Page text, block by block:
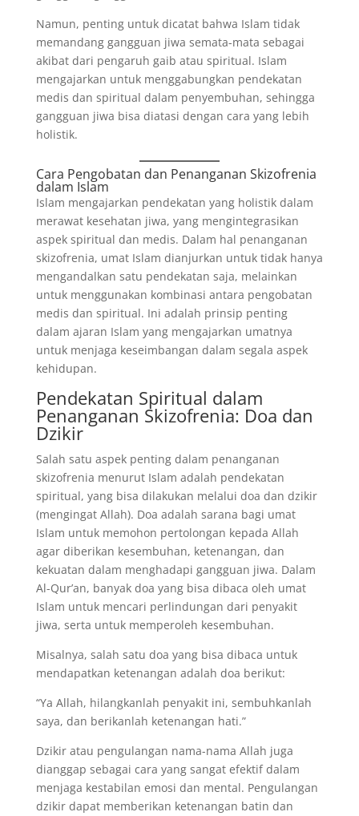
Namun, penting untuk dicatat bahwa Islam tidak
memandang gangguan jiwa semata-mata sebagai
akibat dari pengaruh gaib atau spiritual. Islam
mengajarkan untuk menggabungkan pendekatan
medis dan spiritual dalam penyembuhan, sehingga
gangguan jiwa bisa diatasi dengan cara yang lebih
holistik.
Cara Pengobatan dan Penanganan Skizofrenia
dalam Islam
Islam mengajarkan pendekatan yang holistik dalam
merawat kesehatan jiwa, yang mengintegrasikan
aspek spiritual dan medis. Dalam hal penanganan
skizofrenia, umat Islam dianjurkan untuk tidak hanya
mengandalkan satu pendekatan saja, melainkan
untuk menggunakan kombinasi antara pengobatan
medis dan spiritual. Ini adalah prinsip penting
dalam ajaran Islam yang mengajarkan umatnya
untuk menjaga keseimbangan dalam segala aspek
kehidupan.
Pendekatan Spiritual dalam
Penanganan Skizofrenia: Doa dan
Dzikir
Salah satu aspek penting dalam penanganan
skizofrenia menurut Islam adalah pendekatan
spiritual, yang bisa dilakukan melalui doa dan dzikir
(mengingat Allah). Doa adalah sarana bagi umat
Islam untuk memohon pertolongan kepada Allah
agar diberikan kesembuhan, ketenangan, dan
kekuatan dalam menghadapi gangguan jiwa. Dalam
Al-Qur’an, banyak doa yang bisa dibaca oleh umat
Islam untuk mencari perlindungan dari penyakit
jiwa, serta untuk memperoleh kesembuhan.
Misalnya, salah satu doa yang bisa dibaca untuk
mendapatkan ketenangan adalah doa berikut:
“Ya Allah, hilangkanlah penyakit ini, sembuhkanlah
saya, dan berikanlah ketenangan hati.”
Dzikir atau pengulangan nama-nama Allah juga
dianggap sebagai cara yang sangat efektif dalam
menjaga kestabilan emosi dan mental. Pengulangan
dzikir dapat memberikan ketenangan batin dan